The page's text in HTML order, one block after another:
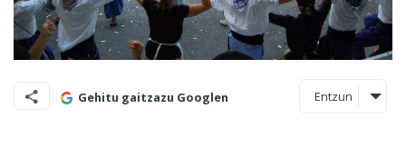
Gehitu gaitzazu Googlen Entzun